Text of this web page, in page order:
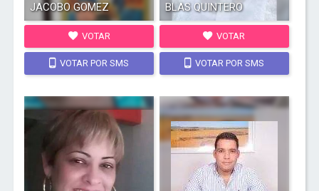
JACOBO GOMEZ
VOTAR
VOTAR POR SMS
BLAS QUINTERO
VOTAR
VOTAR POR SMS